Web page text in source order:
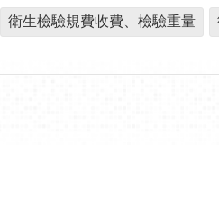
衛生檢驗規費收費、檢驗重量